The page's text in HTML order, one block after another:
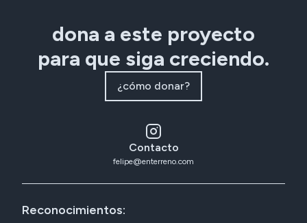
dona a este proyecto
para que siga creciendo.
¿cómo donar?
Contacto
felipe@enterreno.com
Reconocimientos: